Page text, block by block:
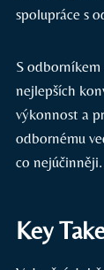
spolupráce s
S
nejlepších
výkonnost a
odbornému
co nejúčinněji.
Key